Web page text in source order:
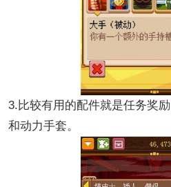
3.比较有用的配件就是任务奖
和动力手套。